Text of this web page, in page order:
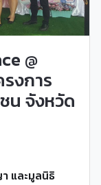
@
งการ
น จังหวัด
และมูลนิธิ